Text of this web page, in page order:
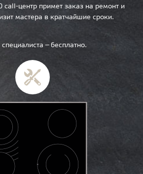
call-центр примет заказ на ремонт и
мастера в кратчайшие сроки.
— бесплатно.